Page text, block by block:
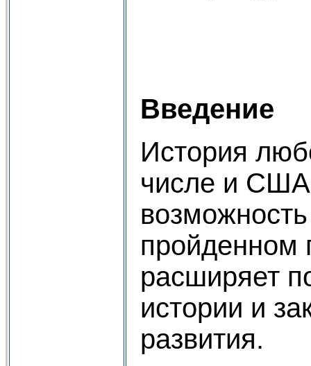
Введение
История
числе и
пройденном
расширяет
истории и
развития.